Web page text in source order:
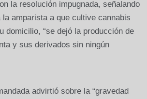
la resolución impugnada, señalando
amparista a que cultive cannabis
domicilio, “se dejó la producción de
y sus derivados sin ningún
advirtió sobre la “gravedad